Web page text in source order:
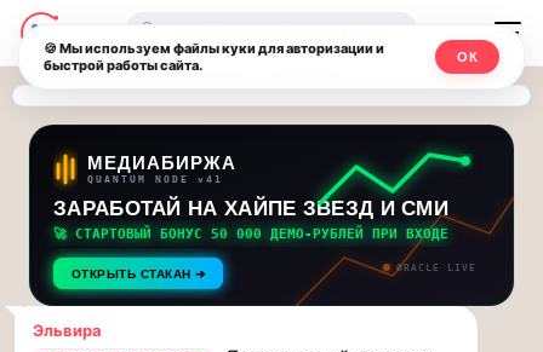
Последние
новости
и
обновления
потока:
Друзья,
приглашаем
на
музыкальную
прогулку
Москвичи.net
—
Главный
столичный
чат-
мессенджер,
новости
🔍
МЕДИАБИРЖА
QUANTUM NODE v41
ЗАРАБОТАЙ НА ХАЙПЕ ЗВЕЗД И СМИ
🚀 СТАРТОВЫЙ БОНУС 50 000 ДЕМО-РУБЛЕЙ ПРИ ВХОДЕ
ОТКРЫТЬ СТАКАН ➔ ORACLE LIVE
Эльвира
🍪 Мы используем файлы куки для авторизации и
быстрой работы сайта.
ОК